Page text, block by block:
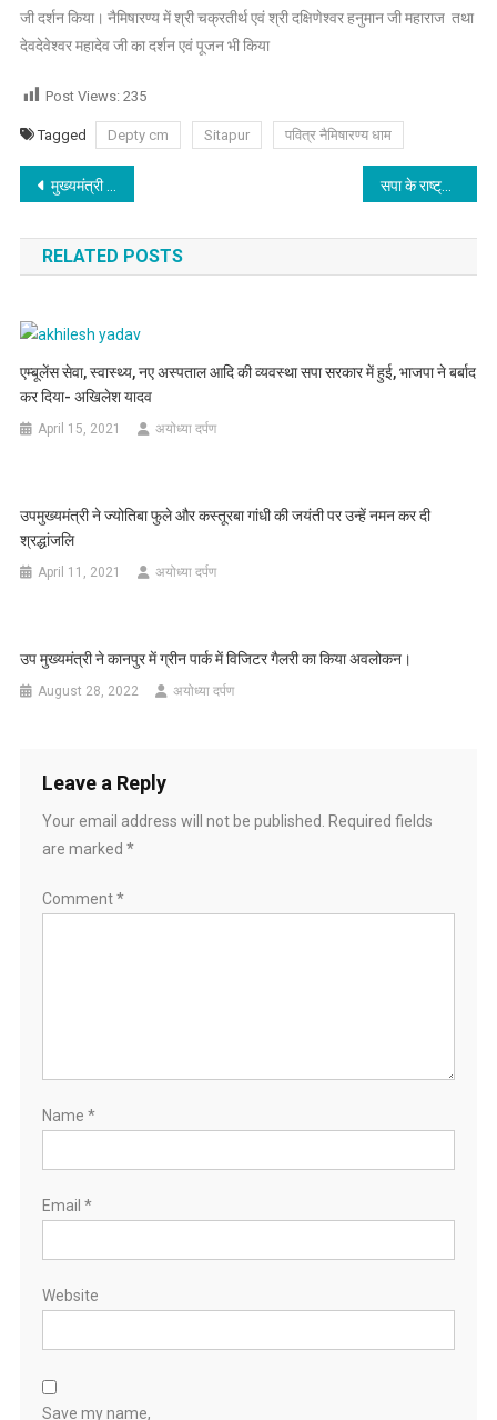
जी दर्शन किया। नैमिषारण्य में श्री चक्रतीर्थ एवं श्री दक्षिणेश्वर हनुमान जी महाराज तथा
देवदेवेश्वर महादेव जी का दर्शन एवं पूजन भी किया
Post Views: 235
Tagged Depty cm Sitapur पवित्र नैमिषारण्य धाम
Post
navigation
मुख्यमंत्री ने जनपद आजमगढ़ में 143 करोड़ रु0 की 31 विकास परियोजनाओं का लोकार्पण
RELATED POSTS
एम्बूलेंस सेवा, स्वास्थ्य, नए अस्पताल आदि की व्यवस्था सपा सरकार में हुई, भाजपा ने बर्बाद
कर दिया- अखिलेश यादव
April 15, 2021 अयोध्या दर्पण
उपमुख्यमंत्री ने ज्योतिबा फुले और कस्तूरबा गांधी की जयंती पर उन्हें नमन कर दी
श्रद्धांजलि
April 11, 2021 अयोध्या दर्पण
उप मुख्यमंत्री ने कानपुर में ग्रीन पार्क में विजिटर गैलरी का किया अवलोकन।
August 28, 2022 अयोध्या दर्पण
Leave a Reply
Your email address will not be published.
Required fields
are marked *
Comment*
Name *
Email *
Website
Save my name,